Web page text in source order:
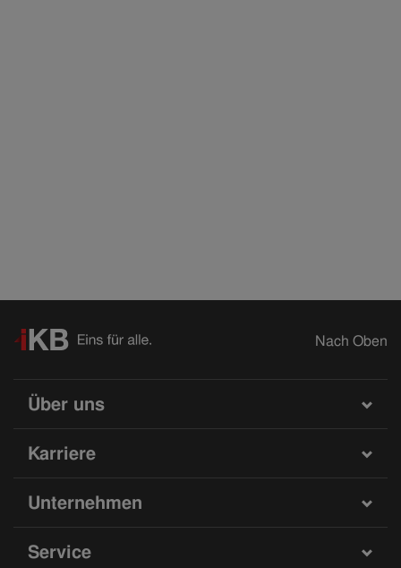
Nach Oben
Über uns
Karriere
Unternehmen
Service